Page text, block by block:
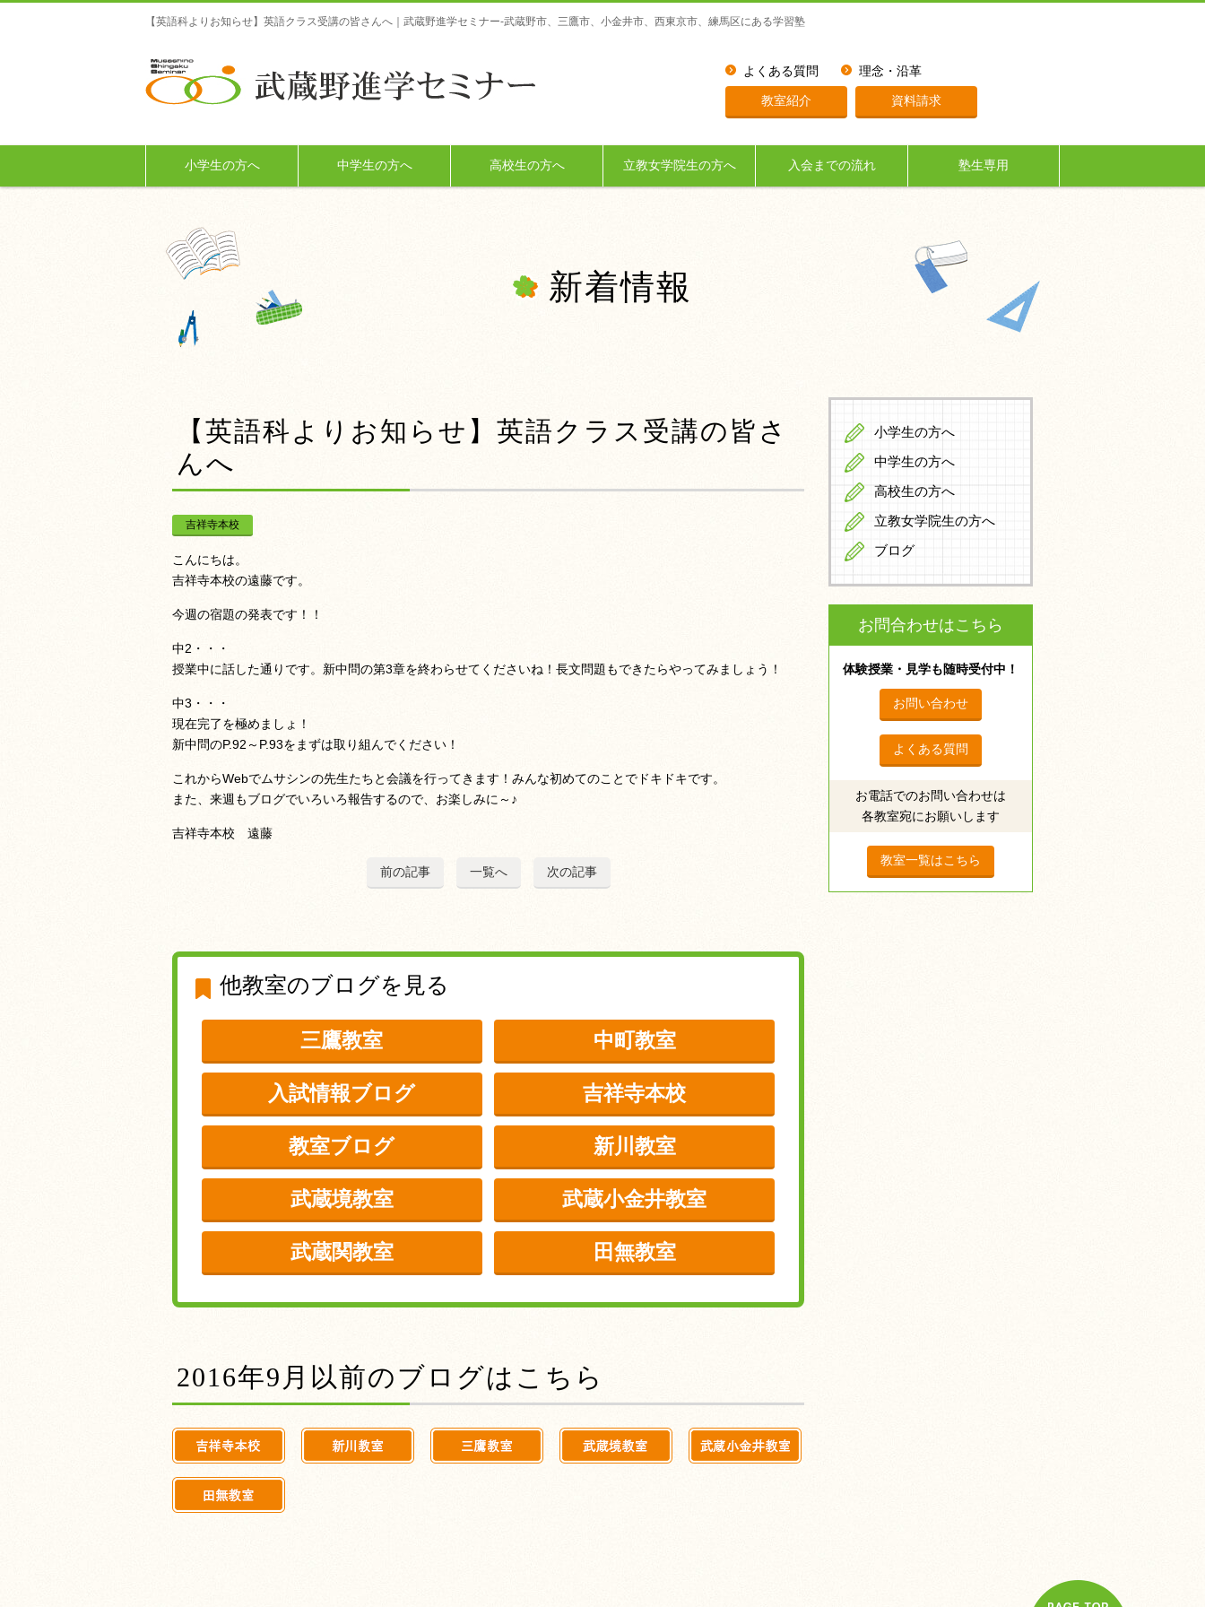
【英語科よりお知らせ】英語クラス受講の皆さんへ｜武蔵野進学セミナー-武蔵野市、三鷹市、小金井市、西東京市、練馬区にある学習塾
よくある質問 理念・沿革
教室紹介 資料請求
小学生の方へ 中学生の方へ 高校生の方へ 立教女学院生の方へ 入会までの流れ 塾生専用
新着情報
【英語科よりお知らせ】英語クラス受講の皆さ
んへ
吉祥寺本校
こんにちは。
吉祥寺本校の遠藤です。
今週の宿題の発表です！！
中2・・・
授業中に話した通りです。新中問の第3章を終わらせてくださいね！長文問題もできたらやってみましょう！
中3・・・
現在完了を極めましょ！
新中問のP.92～P.93をまずは取り組んでください！
これからWebでムサシンの先生たちと会議を行ってきます！みんな初めてのことでドキドキです。
また、来週もブログでいろいろ報告するので、お楽しみに～♪
吉祥寺本校 遠藤
前の記事 一覧へ 次の記事
他教室のブログを見る
三鷹教室 中町教室
入試情報ブログ 吉祥寺本校
教室ブログ 新川教室
武蔵境教室 武蔵小金井教室
武蔵関教室 田無教室
2016年9月以前のブログはこちら
小学生の方へ
中学生の方へ
高校生の方へ
立教女学院生の方へ
ブログ
お問合わせはこちら
体験授業・見学も随時受付中！
お問い合わせ
よくある質問
お電話でのお問い合わせは
各教室宛にお願いします
教室一覧はこちら